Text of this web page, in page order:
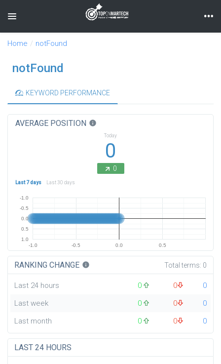
Toggle navigation
Home notFound
notFound
KEYWORD PERFORMANCE
AVERAGE POSITION info
Today
0
0
Last 7 days Last 30 days
-1.0 -0.5 0.0 0.5
-1.0
-0.5
0.0
0.5
1.0
RANKING CHANGE info Total terms: 0
Last 24 hours 0 0
0
Last week
0 0
0
Last month
0 0 0
LAST 24 HOURS